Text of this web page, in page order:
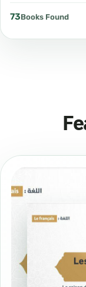
73Books Found